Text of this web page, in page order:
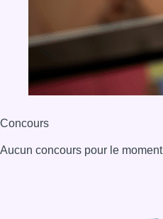
Concours
Aucun concours pour le moment